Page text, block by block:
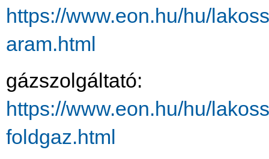
https://www.eon.hu/hu/
aram.html
gázszolgáltató:
https://www.eon.hu/hu/
foldgaz.html